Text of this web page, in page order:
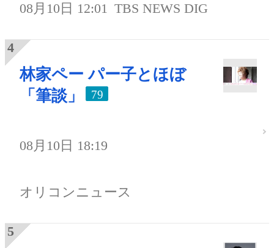
08月10日 12:01 TBS NEWS DIG
林家ペー パー子とほぼ
「筆談」
79
08月10日 18:19
オリコンニュース